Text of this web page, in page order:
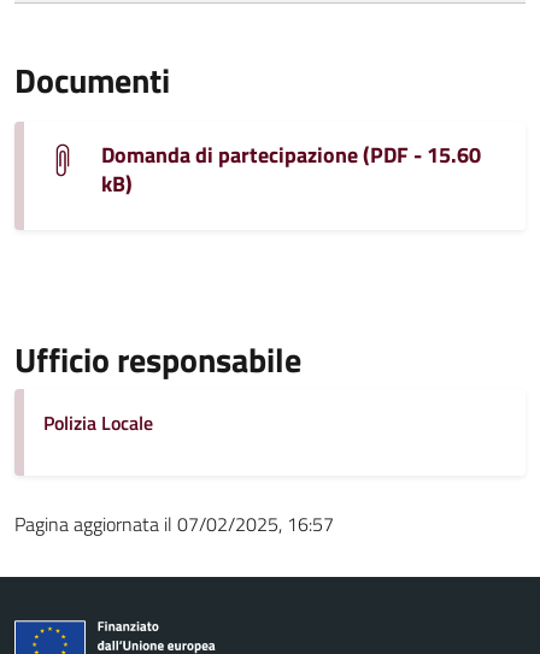
Documenti
Domanda di partecipazione (PDF - 15.60
kB)
Ufficio responsabile
Polizia Locale
Pagina aggiornata il 07/02/2025, 16:57